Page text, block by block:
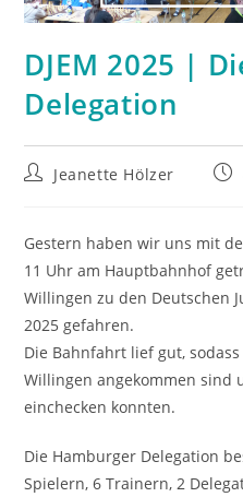
DJEM 2025 |
Delegation
Beitrags-
Jeanette Hölzer
Gestern haben wir uns mit
11 Uhr am Hauptbahnhof
Willingen zu den Deutschen
2025 gefahren.
Die Bahnfahrt lief gut,
Willingen angekommen sind
einchecken konnten.
Die Hamburger Delegation
Spielern, 6 Trainern, 2